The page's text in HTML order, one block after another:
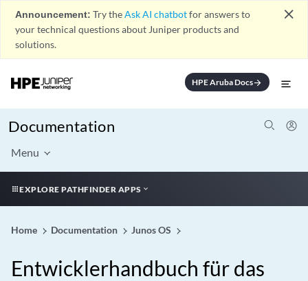
Announcement: Try theAsk AI chatbotfor answers to
your technical questions about Juniper products and
solutions.
close
HPE Aruba Docsarrow_forward
Documentation
Menu
EXPLORE PATHFINDER APPS
Home Documentation Junos OS
Entwicklerhandbuch für das